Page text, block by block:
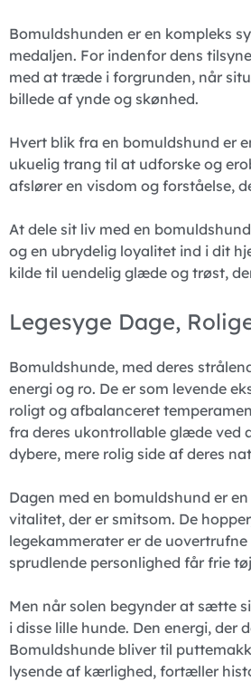
Bomuldshunden er en kompleks
medaljen. For indenfor dens
med at træde i forgrunden, når
billede af ynde og skønhed.
Hvert blik fra en bomuldshund er
ukuelig trang til at udforske og
afslører en visdom og forståelse,
At dele sit liv med en
og en ubrydelig loyalitet ind i dit
kilde til uendelig glæde og trøst,
Legesyge Dage,
Bomuldshunde, med deres
energi og ro. De er som levende
roligt og afbalanceret
fra deres ukontrollable glæde ved
dybere, mere rolig side af deres
Dagen med en bomuldshund er
vitalitet, der er smitsom. De
legekammerater er de
sprudlende personlighed får frie
Men når solen begynder at sætte
i disse lille hunde. Den energi, der
Bomuldshunde bliver til
lysende af kærlighed, fortæller